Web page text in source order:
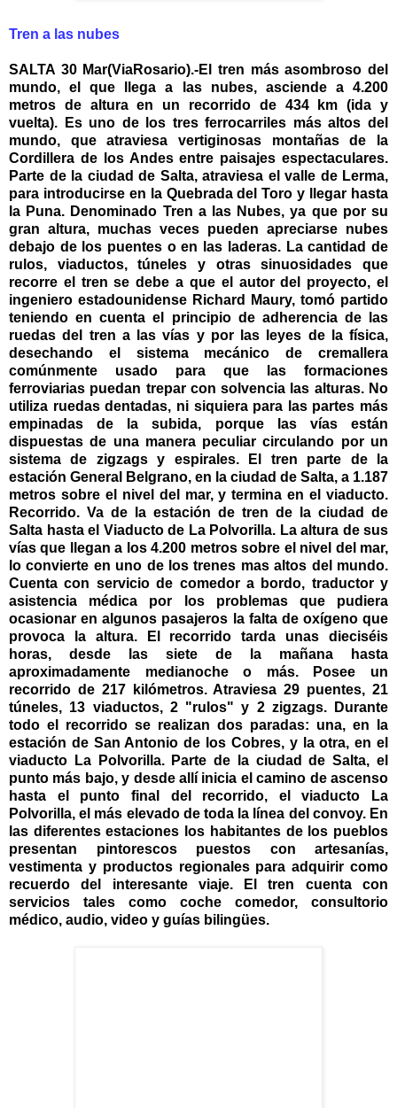
Tren a las nubes
SALTA 30 Mar(ViaRosario).-El tren más asombroso del
mundo, el que llega a las nubes, asciende a 4.200
metros de altura en un recorrido de 434 km (ida y
vuelta). Es uno de los tres ferrocarriles más altos del
mundo, que atraviesa vertiginosas montañas de la
Cordillera de los Andes entre paisajes espectaculares.
Parte de la ciudad de Salta, atraviesa el valle de Lerma,
para introducirse en la Quebrada del Toro y llegar hasta
la Puna. Denominado Tren a las Nubes, ya que por su
gran altura, muchas veces pueden apreciarse nubes
debajo de los puentes o en las laderas. La cantidad de
rulos, viaductos, túneles y otras sinuosidades que
recorre el tren se debe a que el autor del proyecto, el
ingeniero estadounidense Richard Maury, tomó partido
teniendo en cuenta el principio de adherencia de las
ruedas del tren a las vías y por las leyes de la física,
desechando el sistema mecánico de cremallera
comúnmente usado para que las formaciones
ferroviarias puedan trepar con solvencia las alturas. No
utiliza ruedas dentadas, ni siquiera para las partes más
empinadas de la subida, porque las vías están
dispuestas de una manera peculiar circulando por un
sistema de zigzags y espirales. El tren parte de la
estación General Belgrano, en la ciudad de Salta, a 1.187
metros sobre el nivel del mar, y termina en el viaducto.
Recorrido. Va de la estación de tren de la ciudad de
Salta hasta el Viaducto de La Polvorilla. La altura de sus
vías que llegan a los 4.200 metros sobre el nivel del mar,
lo convierte en uno de los trenes mas altos del mundo.
Cuenta con servicio de comedor a bordo, traductor y
asistencia médica por los problemas que pudiera
ocasionar en algunos pasajeros la falta de oxígeno que
provoca la altura. El recorrido tarda unas dieciséis
horas, desde las siete de la mañana hasta
aproximadamente medianoche o más. Posee un
recorrido de 217 kilómetros. Atraviesa 29 puentes, 21
túneles, 13 viaductos, 2 "rulos" y 2 zigzags. Durante
todo el recorrido se realizan dos paradas: una, en la
estación de San Antonio de los Cobres, y la otra, en el
viaducto La Polvorilla. Parte de la ciudad de Salta, el
punto más bajo, y desde allí inicia el camino de ascenso
hasta el punto final del recorrido, el viaducto La
Polvorilla, el más elevado de toda la línea del convoy. En
las diferentes estaciones los habitantes de los pueblos
presentan pintorescos puestos con artesanías,
vestimenta y productos regionales para adquirir como
recuerdo del interesante viaje. El tren cuenta con
servicios tales como coche comedor, consultorio
médico, audio, video y guías bilingües.